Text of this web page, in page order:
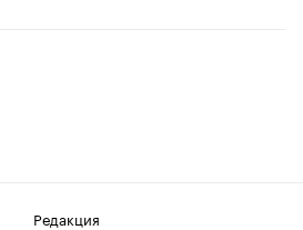
Редакция